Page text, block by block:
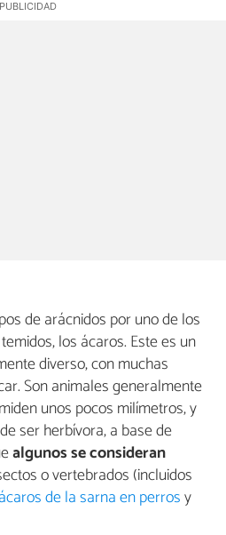
de arácnidos por uno de los
los ácaros. Este es un
diverso, con muchas
Son animales generalmente
unos pocos milímetros, y
ser herbívora, a base de
algunos se consideran
o vertebrados (incluidos
ácaros de la sarna en perrosy